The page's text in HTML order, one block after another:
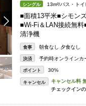
シングル 13m²/バス・ト
■面積13平米■シモン
■Wi-Fi＆LAN接続無
清浄機
食事 朝食なし 夕食なし
決済 予約時オンラインカ
ポイント 30%
キャンセル